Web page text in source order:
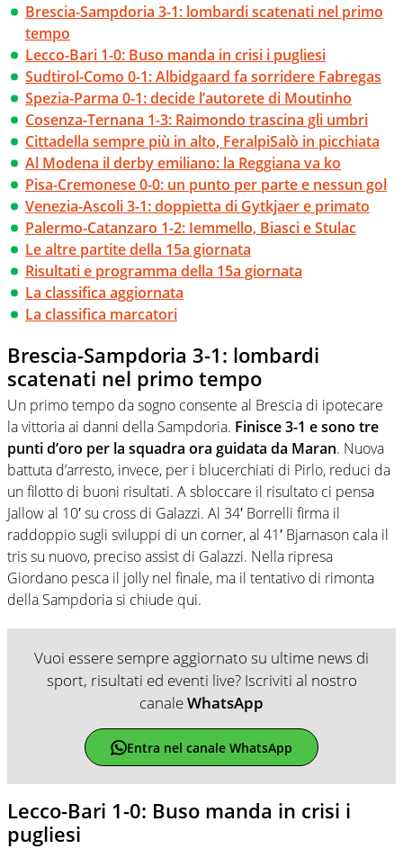
Brescia-Sampdoria 3-1: lombardi scatenati nel primo
tempo
Lecco-Bari 1-0: Buso manda in crisi i pugliesi
Sudtirol-Como 0-1: Albidgaard fa sorridere Fabregas
Spezia-Parma 0-1: decide l’autorete di Moutinho
Cosenza-Ternana 1-3: Raimondo trascina gli umbri
Cittadella sempre più in alto, FeralpiSalò in picchiata
Al Modena il derby emiliano: la Reggiana va ko
Pisa-Cremonese 0-0: un punto per parte e nessun gol
Venezia-Ascoli 3-1: doppietta di Gytkjaer e primato
Palermo-Catanzaro 1-2: Iemmello, Biasci e Stulac
Le altre partite della 15a giornata
Risultati e programma della 15a giornata
La classifica aggiornata
La classifica marcatori
Brescia-Sampdoria 3-1: lombardi
scatenati nel primo tempo
Un primo tempo da sogno consente al Brescia di ipotecare
la vittoria ai danni della Sampdoria. Finisce 3-1 e sono tre
punti d’oro per la squadra ora guidata da Maran. Nuova
battuta d’arresto, invece, per i blucerchiati di Pirlo, reduci da
un filotto di buoni risultati. A sbloccare il risultato ci pensa
Jallow al 10′ su cross di Galazzi. Al 34′ Borrelli firma il
raddoppio sugli sviluppi di un corner, al 41′ Bjarnason cala il
tris su nuovo, preciso assist di Galazzi. Nella ripresa
Giordano pesca il jolly nel finale, ma il tentativo di rimonta
della Sampdoria si chiude qui.
Vuoi essere sempre aggiornato su ultime news di
sport, risultati ed eventi live? Iscriviti al nostro
canaleWhatsApp
Entra nel canale WhatsApp
Lecco-Bari 1-0: Buso manda in crisi i
pugliesi